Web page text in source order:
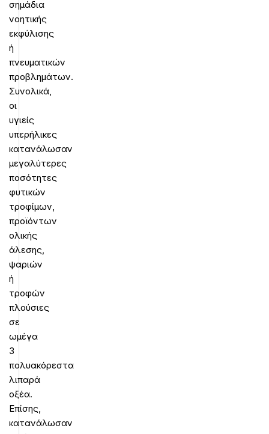
σημάδια
νοητικής
εκφύλισης
ή
πνευματικών
προβλημάτων.
Συνολικά,
οι
υγιείς
υπερήλικες
κατανάλωσαν
μεγαλύτερες
ποσότητες
φυτικών
τροφίμων,
προϊόντων
ολικής
άλεσης,
ψαριών
ή
τροφών
πλούσιες
σε
ωμέγα
3
πολυακόρεστα
λιπαρά
οξέα.
Επίσης,
κατανάλωσαν